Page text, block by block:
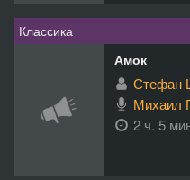
Классика
Амок
Стефан
Михаил
2 ч. 5